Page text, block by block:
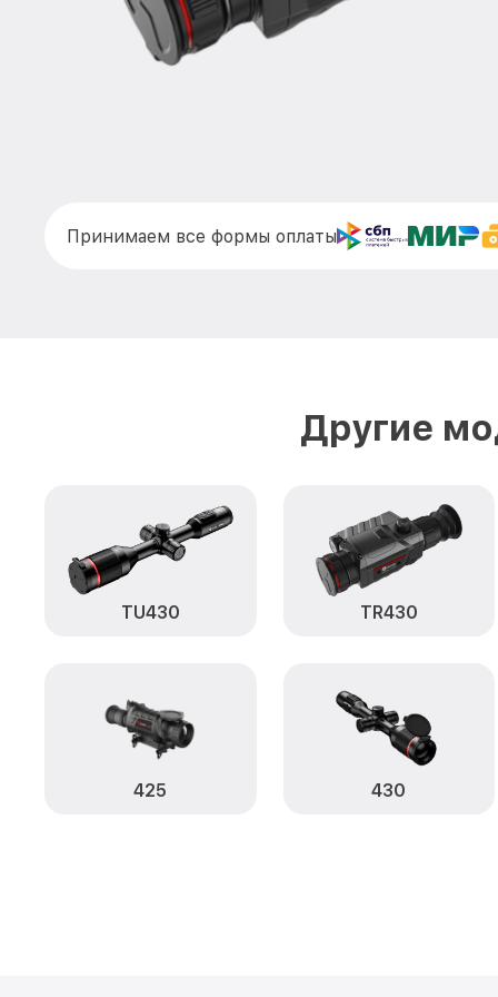
Принимаем все формы оплаты
Другие
TU430 TR430
425 430